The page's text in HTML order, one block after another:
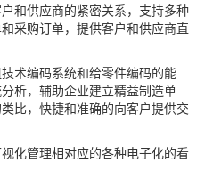
和供应商的紧密关系，支持多种
采购订单，提供客户和供应商直
术编码系统和给零件编码的能
析，辅助企业建立精益制造单
比，快捷和准确的向客户提供交
化管理相对应的各种电子化的看